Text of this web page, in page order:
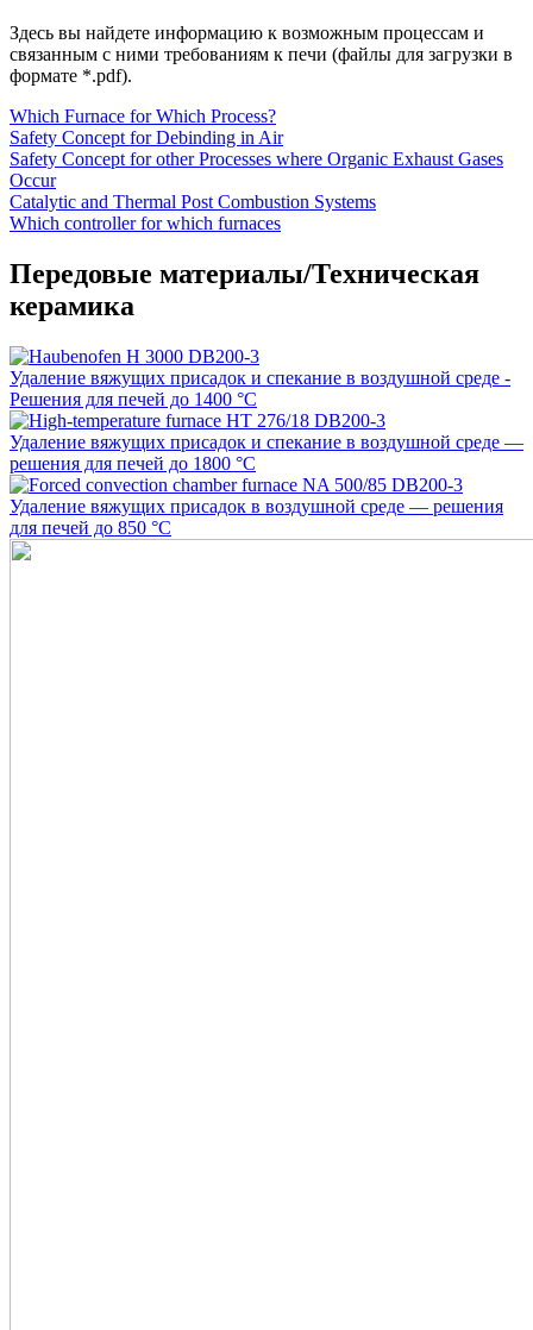
Здесь вы найдете информацию к возможным процессам и
связанным с ними требованиям к печи (файлы для загрузки в
формате *.pdf).
Which Furnace for Which Process?
Safety Concept for Debinding in Air
Safety Concept for other Processes where Organic Exhaust Gases
Occur
Catalytic and Thermal Post Combustion Systems
Which controller for which furnaces
Передовые материалы/​Техническая
керамика
Удаление вяжущих присадок и спекание в воздушной среде -
Решения для печей до 1400 °C
Удаление вяжущих присадок и спекание в воздушной среде —
решения для печей до 1800 °C
Удаление вяжущих присадок в воздушной среде — решения
для печей до 850 °C